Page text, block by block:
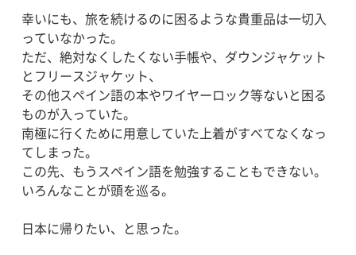
幸いにも、旅を続けるのに困るような貴重品は一切入
っていなかった。
ただ、絶対なくしたくない手帳や、ダウンジャケット
とフリースジャケット、
その他スペイン語の本やワイヤーロック等ないと困る
ものが入っていた。
南極に行くために用意していた上着がすべてなくなっ
てしまった。
この先、もうスペイン語を勉強することもできない。
いろんなことが頭を巡る。
日本に帰りたい、と思った。